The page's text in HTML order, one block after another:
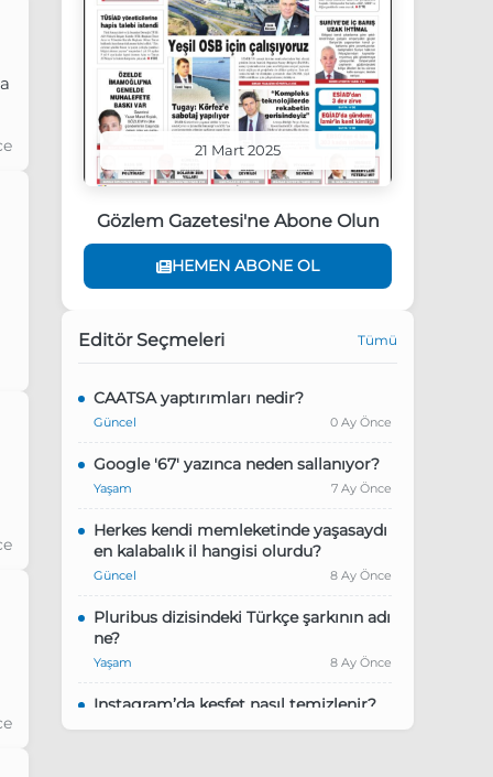
21 Mart 2025
Gözlem Gazetesi'ne Abone Olun
HEMEN ABONE OL
Editör Seçmeleri Tümü
CAATSA yaptırımları nedir?
Güncel 0 Ay Önce
Google '67' yazınca neden sallanıyor?
Yaşam 7 Ay Önce
Herkes kendi memleketinde yaşasaydı
en kalabalık il hangisi olurdu?
Güncel 8 Ay Önce
Pluribus dizisindeki Türkçe şarkının adı
ne?
Yaşam 8 Ay Önce
Instagram’da keşfet nasıl temizlenir?
Yaşam 9 Ay Önce